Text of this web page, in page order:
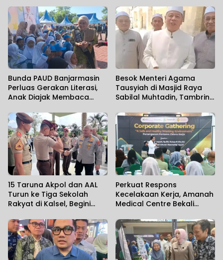
Bunda PAUD Banjarmasin
Perluas Gerakan Literasi,
Anak Diajak Membaca
Besok Menteri Agama
Tausyiah di Masjid Raya
Sabilal Muhtadin, Tambrin
Jamaah Hadir
15 Taruna Akpol dan AAL
Turun ke Tiga Sekolah
Rakyat di Kalsel, Begini
Perkuat Respons
Kecelakaan Kerja, Amanah
Medical Centre Bekali
Cedera Sejak Menit
Pertama